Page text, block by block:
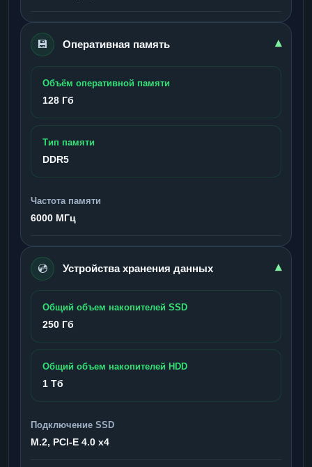
💾 Оперативная память ▾
Объём оперативной памяти
128 Гб
Тип памяти
DDR5
Частота памяти
6000 МГц
💿 Устройства хранения данных ▾
Общий объем накопителей SSD
250 Гб
Общий объем накопителей HDD
1 Тб
Подключение SSD
M.2, PCI-E 4.0 x4